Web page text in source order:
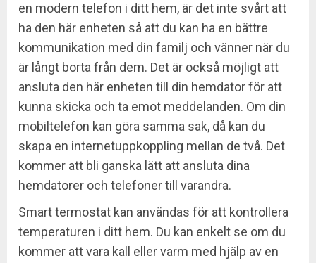
en modern telefon i ditt hem, är det inte svårt att
ha den här enheten så att du kan ha en bättre
kommunikation med din familj och vänner när du
är långt borta från dem. Det är också möjligt att
ansluta den här enheten till din hemdator för att
kunna skicka och ta emot meddelanden. Om din
mobiltelefon kan göra samma sak, då kan du
skapa en internetuppkoppling mellan de två. Det
kommer att bli ganska lätt att ansluta dina
hemdatorer och telefoner till varandra.
Smart termostat kan användas för att kontrollera
temperaturen i ditt hem. Du kan enkelt se om du
kommer att vara kall eller varm med hjälp av en